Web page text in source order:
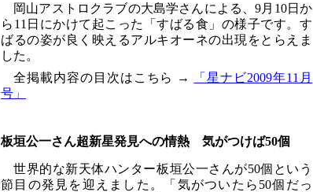
岡山アストロクラブの大島学さんによる、9月10日か
ら11日にかけて起こった「すばる食」の様子です。す
ばるの姿が良く映えるアルキオーネの出現をとらえま
した。
全掲載内容の目次はこちら →
「星ナビ2009年11月
号」
板垣公一さん超新星発見への情熱 気がつけば50個
世界的な新天体ハンター板垣公一さんが50個という
節目の発見を迎えました。「気がついたら50個だっ